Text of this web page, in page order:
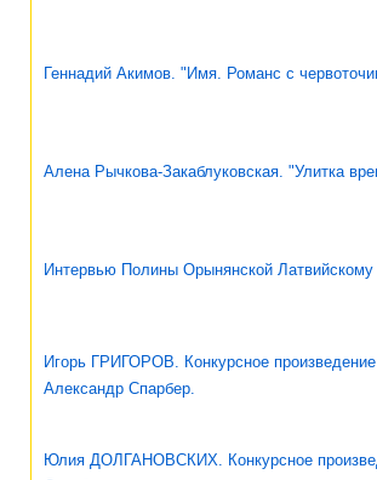
Геннадий Акимов. "Имя. Романс с
Алена Рычкова-Закаблуковская. "Улитка
Интервью Полины Орынянской
Игорь ГРИГОРОВ. Конкурсное
Александр Спарбер.
Юлия ДОЛГАНОВСКИХ. Конкурсное